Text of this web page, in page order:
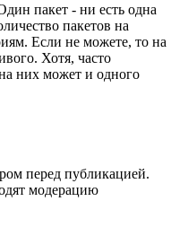
пакет - ни есть одна
пакетов на
Если не можете, то на
Хотя, часто
них может и одного
перед публикацией.
модерацию